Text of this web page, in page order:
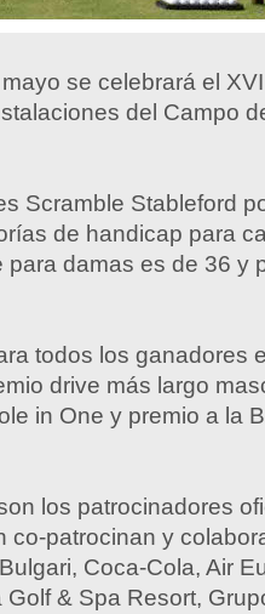
se celebrará el
del Campo
Scramble Stableford
de handicap para
damas es de 36 y
todos los ganadores
drive más largo
in One y premio a la
los patrocinadores
co‐patrocinan y
Coca‐Cola, Air
& Spa Resort,